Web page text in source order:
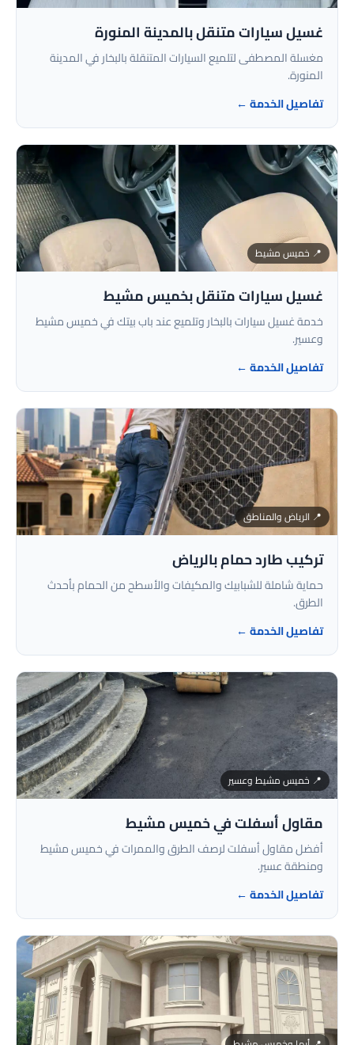
غسيل سيارات متنقل بالمدينة المنورة
مغسلة المصطفى لتلميع السيارات المتنقلة بالبخار في المدينة
المنورة.
تفاصيل الخدمة ←
📍 خميس مشيط
غسيل سيارات متنقل بخميس مشيط
خدمة غسيل سيارات بالبخار وتلميع عند باب بيتك في خميس مشيط
وعسير.
تفاصيل الخدمة ←
📍 الرياض والمناطق
تركيب طارد حمام بالرياض
حماية شاملة للشبابيك والمكيفات والأسطح من الحمام بأحدث
الطرق.
تفاصيل الخدمة ←
📍 خميس مشيط وعسير
مقاول أسفلت في خميس مشيط
أفضل مقاول أسفلت لرصف الطرق والممرات في خميس مشيط
ومنطقة عسير.
تفاصيل الخدمة ←